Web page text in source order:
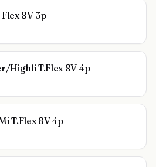
8V 3p
Highli T.Flex 8V 4p
T.Flex 8V 4p